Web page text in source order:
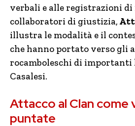
verbali e alle registrazioni
collaboratori di giustizia,
illustra le modalità e il
che hanno portato verso gli
rocamboleschi di importanti
Casalesi.
Attacco al Clan come
puntate